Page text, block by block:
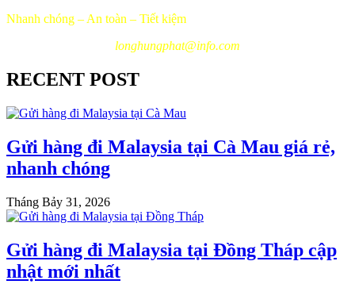
Nhanh chóng – An toàn – Tiết kiệm
longhungphat@info.com
RECENT POST
Gửi hàng đi Malaysia tại Cà Mau giá rẻ,
nhanh chóng
Tháng Bảy 31, 2026
Gửi hàng đi Malaysia tại Đồng Tháp cập
nhật mới nhất